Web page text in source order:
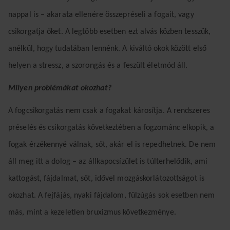
nappal is – akarata ellenére összepréseli a fogait, vagy
csikorgatja őket. A legtöbb esetben ezt alvás közben tesszük,
anélkül, hogy tudatában lennénk. A kiváltó okok között első
helyen a stressz, a szorongás és a feszült életmód áll.
Milyen problémákat okozhat?
A fogcsikorgatás nem csak a fogakat károsítja. A rendszeres
préselés és csikorgatás következtében a fogzománc elkopik, a
fogak érzékennyé válnak, sőt, akár el is repedhetnek. De nem
áll meg itt a dolog – az állkapocsízület is túlterhelődik, ami
kattogást, fájdalmat, sőt, idővel mozgáskorlátozottságot is
okozhat. A fejfájás, nyaki fájdalom, fülzúgás sok esetben nem
más, mint a kezeletlen bruxizmus következménye.